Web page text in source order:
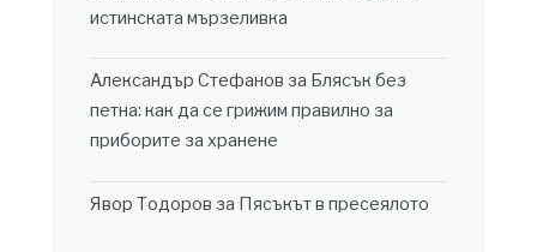
истинската мързеливка
Александър Стефанов за Блясък без
петна: как да се грижим правилно за
приборите за хранене
Явор Тодоров за Пясъкът в пресеялото